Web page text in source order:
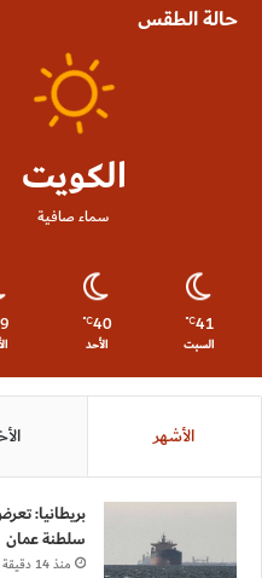
حالة الطقس
الكويت
سماء صافية
41
℃
السبت
40
℃
الأحد
الأشهر
بريطانيا:
سلطنة عمان
منذ 14 دقيقة